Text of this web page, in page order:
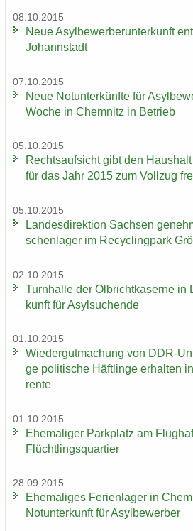
08.10.2015
Neue Asyl­be­wer­ber­un­ter­kunft
Johannstadt
07.10.2015
Neue Not­un­ter­künf­te für
Woche in Chem­nitz in Be­trieb
05.10.2015
Rechts­auf­sicht gibt den
für das Jahr 2015 zum Voll­zug
05.10.2015
Lan­des­di­rek­ti­on Sach­sen
schen­la­ger im Re­cy­cling­park
02.10.2015
Turn­hal­le der Ol­bricht­ka­ser­ne
kunft für Asyl­su­chen­de
01.10.2015
Wie­der­gut­ma­chung von DDR-​
ge po­li­ti­sche Häft­lin­ge er­hal­ten
ren­te
01.10.2015
Ehe­ma­li­ger Park­platz am
Flücht­lings­quar­tier
28.09.2015
Ehe­ma­li­ges Fe­ri­en­la­ger in
Not­un­ter­kunft für Asyl­be­wer­ber